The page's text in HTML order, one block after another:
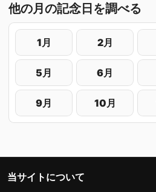
他の月の記念日を調べる
1月 2月
5月 6月
9月 10月
当サイトについて